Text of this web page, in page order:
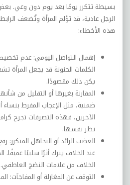
بسيطة تتكرر يومًا بعد يوم دون وعي.
الرجل عادية، قد تؤلم المرأة وتُضعف
هذه الأخطاء:
إهمال التواصل اليومي: عدم
الكلمات الحنونة قد يجعل المرأة
يكن ذلك مقصودًا.
المقارنة بغيرها أو التقليل من
ضمنية، مثل الإعجاب المفرط بنساء
الآخرين، فهذه التصرفات تجرح
نظر نفسها.
الغضب الزائد أو التجاهل
عند الخلاف يترك أثرًا سلبيًا عميقًا.
الخلاف من علامات النضج العاطفي.
التوقف عن المغازلة أو المفاجآت: